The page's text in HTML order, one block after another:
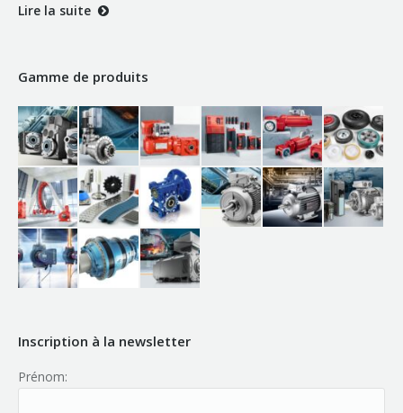
Lire la suite
Gamme de produits
Inscription à la newsletter
Prénom: